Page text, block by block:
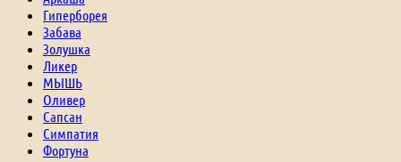
Гиперборея
Забава
Золушка
Ликер
МЫШЬ
Оливер
Сапсан
Симпатия
Фортуна